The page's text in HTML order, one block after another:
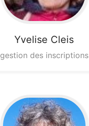
Yvelise Cleis
gestion des inscriptions